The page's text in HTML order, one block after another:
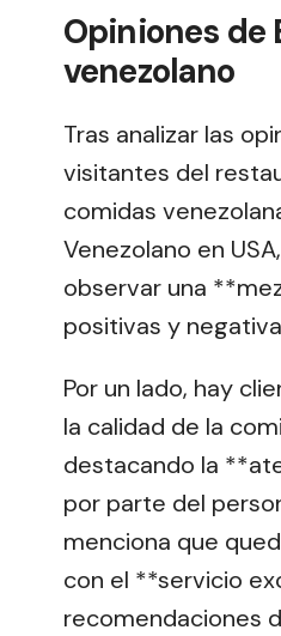
Opiniones de
venezolano
Tras analizar las
visitantes del
comidas
Venezolano en
observar una
positivas y
Por un lado, hay
la calidad de la
destacando la
por parte del
menciona que
con el **servicio
recomendaciones